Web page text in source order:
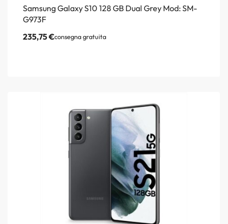
Samsung Galaxy S10 128 GB Dual Grey Mod: SM-
G973F
235,75€consegna gratuita